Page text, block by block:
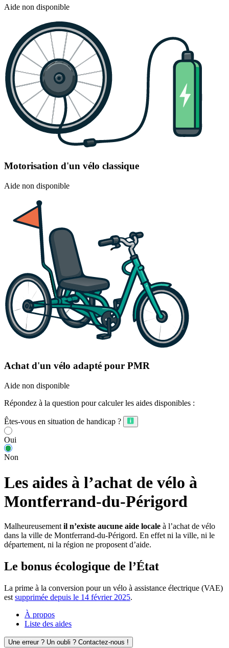
Aide non disponible
Motorisation d'un vélo classique
Aide non disponible
Achat d'un vélo adapté pour PMR
Aide non disponible
Répondez à la question pour calculer les aides disponibles :
Êtes-vous en situation de handicap ?
Oui
Non
Les aides à l’achat de vélo à
Montferrand-du-Périgord
Malheureusement il n’existe aucune aide locale à l’achat de vélo
dans la ville de Montferrand-du-Périgord. En effet ni la ville, ni le
département, ni la région ne proposent d’aide.
Le bonus écologique de l’État
La prime à la conversion pour un vélo à assistance électrique (VAE)
est supprimée depuis le 14 février 2025.
À propos
Liste des aides
Une erreur ? Un oubli ? Contactez-nous !